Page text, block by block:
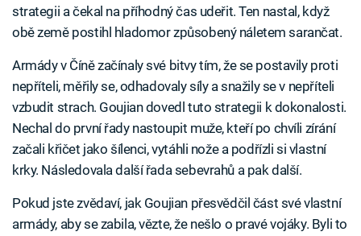
strategii a čekal na příhodný čas udeřit. Ten nastal, když
obě země postihl hladomor způsobený náletem sarančat.
Armády v Číně začínaly své bitvy tím, že se postavily proti
nepříteli, měřily se, odhadovaly síly a snažily se v nepříteli
vzbudit strach. Goujian dovedl tuto strategii k dokonalosti.
Nechal do první řady nastoupit muže, kteří po chvíli zírání
začali křičet jako šílenci, vytáhli nože a podřízli si vlastní
krky. Následovala další řada sebevrahů a pak další.
Pokud jste zvědaví, jak Goujian přesvědčil část své vlastní
armády, aby se zabila, vězte, že nešlo o pravé vojáky. Byli to